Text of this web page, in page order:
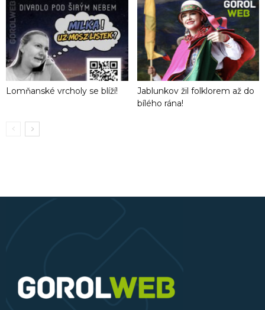
Lomňanské vrcholy se blíží!
Jablunkov žil folklorem až do
bílého rána!